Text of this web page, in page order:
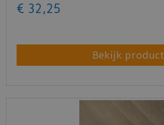
€ 32 ,25
Bekijk product